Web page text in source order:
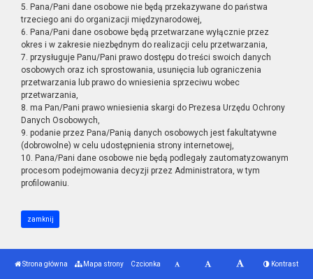
5. Pana/Pani dane osobowe nie będą przekazywane do państwa
trzeciego ani do organizacji międzynarodowej,
6. Pana/Pani dane osobowe będą przetwarzane wyłącznie przez
okres i w zakresie niezbędnym do realizacji celu przetwarzania,
7. przysługuje Panu/Pani prawo dostępu do treści swoich danych
osobowych oraz ich sprostowania, usunięcia lub ograniczenia
przetwarzania lub prawo do wniesienia sprzeciwu wobec
przetwarzania,
8. ma Pan/Pani prawo wniesienia skargi do Prezesa Urzędu Ochrony
Danych Osobowych,
9. podanie przez Pana/Panią danych osobowych jest fakultatywne
(dobrowolne) w celu udostępnienia strony internetowej,
10. Pana/Pani dane osobowe nie będą podlegały zautomatyzowanym
procesom podejmowania decyzji przez Administratora, w tym
profilowaniu.
zamknij
Strona główna Mapa strony Czcionka Kontrast